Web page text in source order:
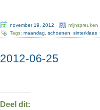
november 19, 2012 · mijnspreuken
Tags:maandag ,schoenen ,sinterklaas
2012-06-25
Deel dit: